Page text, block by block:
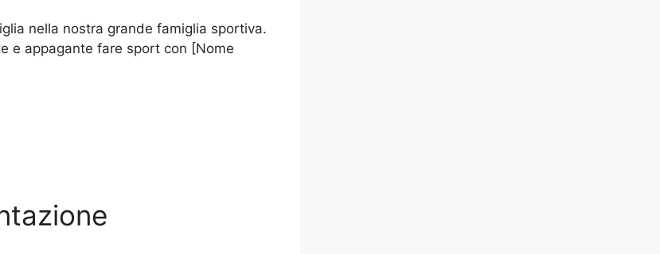
nella nostra grande famiglia sportiva.
e appagante fare sport con [Nome